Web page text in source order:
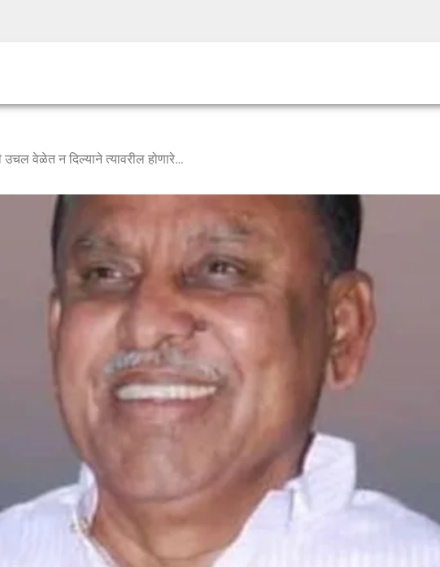
सोमेश्वर कारखान्याने पहिली उचल वेळेत न दिल्याने त्यावरील होणारे ५० लाख रूपये व्याज सभासदांच्या बैंक खात्यावर तात्काळ वर्ग करावे…. :- श्री सतिशराव काकडे